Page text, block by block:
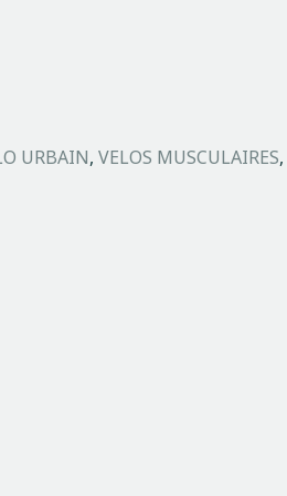
URBAIN, VELOS MUSCULAIRES,